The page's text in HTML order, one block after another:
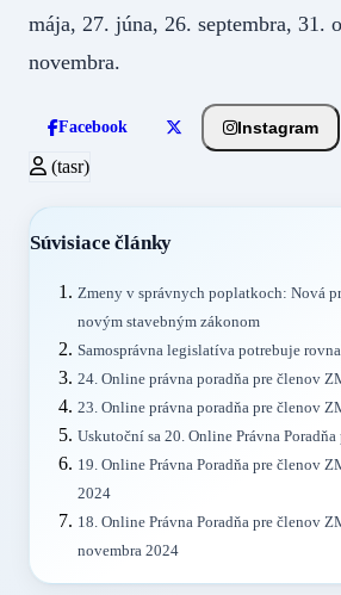
mája, 27. júna, 26. septembra, 31.
novembra.
Facebook Instagram
(tasr)
Súvisiace články
Zmeny v správnych poplatkoch: Nová
novým stavebným zákonom
Samosprávna legislatíva potrebuje
24. Online právna poradňa pre členov
23. Online právna poradňa pre členov
Uskutoční sa 20. Online Právna
19. Online Právna Poradňa pre členov
2024
18. Online Právna Poradňa pre členov
novembra 2024